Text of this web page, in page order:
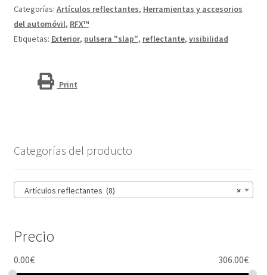
de
38 cm
"Johan"
Categorías: Artículos reflectantes, Herramientas y accesorios
del automóvil, RFX™
Etiquetas: Exterior, pulsera "slap", reflectante, visibilidad
Print
Categorías del producto
×
Artículos reflectantes (8)
Precio
0.00€ 306.00€